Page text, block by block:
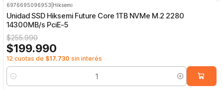
6976695096953 Hiksemi
Unidad SSD Hiksemi Future Core 1TB NVMe M.2 2280
14300MB/s PciE-5
$255.990
$199.990
12 cuotas de $17.730 sin interés
Cantidad